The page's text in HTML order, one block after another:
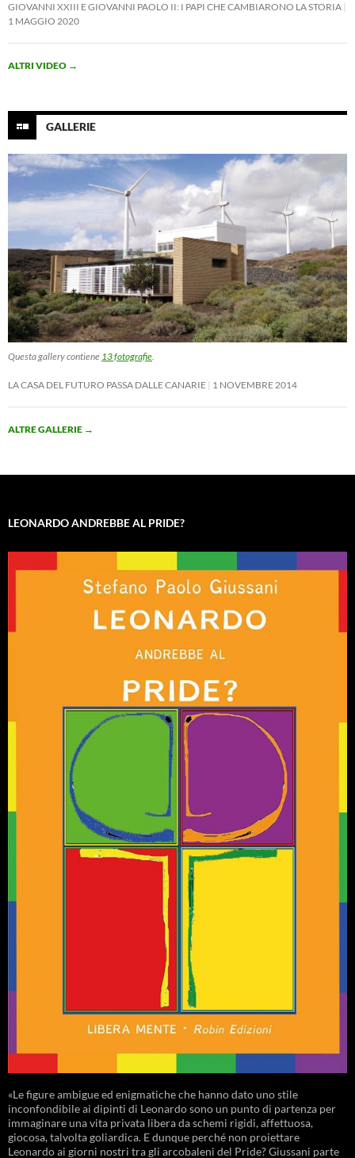
GIOVANNI XXIII E GIOVANNI PAOLO II: I PAPI CHE CAMBIARONO LA STORIA
1 MAGGIO 2020
ALTRI VIDEO →
GALLERIE
Questa gallery contiene 13 fotografie
LA CASA DEL FUTURO PASSA DALLE CANARIE 1 NOVEMBRE 2014
ALTRE GALLERIE →
LEONARDO ANDREBBE AL PRIDE?
«Le figure ambigue ed enigmatiche che hanno dato uno stile
inconfondibile ai dipinti di Leonardo sono un punto di partenza per
immaginare una vita privata libera da schemi rigidi, affettuosa,
giocosa, talvolta goliardica. E dunque perché non proiettare
Leonardo ai giorni nostri tra gli arcobaleni del Pride? Giussani parte